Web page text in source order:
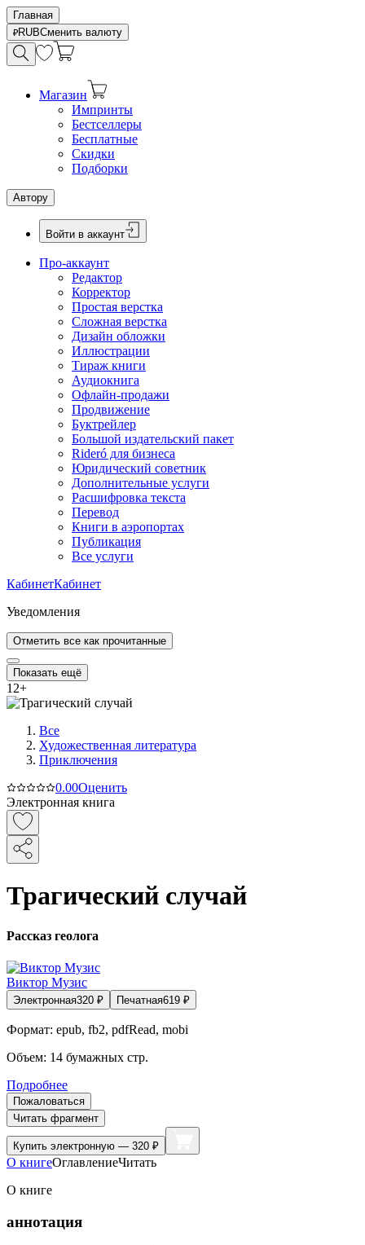
Главная
RUBСменить валюту
Магазин
Импринты
Бестселлеры
Бесплатные
Скидки
Подборки
Автору
Войти в аккаунт
Про-аккаунт
Редактор
Корректор
Простая верстка
Сложная верстка
Дизайн обложки
Иллюстрации
Тираж книги
Аудиокнига
Офлайн-продажи
Продвижение
Буктрейлер
Большой издательский пакет
Rideró для бизнеса
Юридический советник
Дополнительные услуги
Расшифровка текста
Перевод
Книги в аэропортах
Публикация
Все услуги
КабинетКабинет
Уведомления
Отметить все как прочитанные
Показать ещё
12+
Все
Художественная литература
Приключения
0.00Оценить
Электронная книга
Трагический случай
Рассказ геолога
Виктор Музис
Электронная320 ₽ Печатная619 ₽
Формат: epub, fb2, pdfRead, mobi
Объем: 14 бумажных стр.
Подробнее
Пожаловаться
Читать фрагмент
Купить электронную — 320 ₽
О книгеОглавлениеЧитать
О книге
аннотация